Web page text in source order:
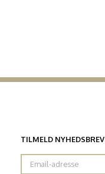
TILMELD NYHEDSBREV
Email-
adresse